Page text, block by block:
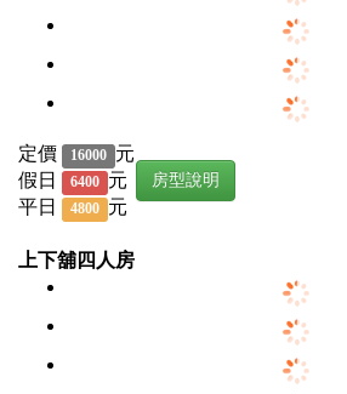
定價 16000 元
假日
6400 元
平日
4800 元
房型說明
上下舖四人房